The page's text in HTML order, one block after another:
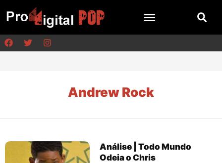
Andrew Rock
Análise | Todo Mundo
Odeia o Chris